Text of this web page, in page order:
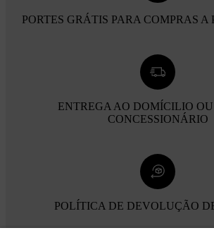
PORTES GRÁTIS PARA COMPRAS A
ENTREGA AO DOMÍCILIO
CONCESSIONÁRIO
POLÍTICA DE DEVOLUÇÃO